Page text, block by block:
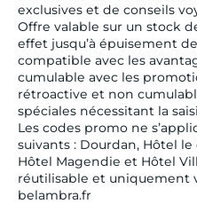
exclusives et de conseils
Offre valable sur un stock
effet jusqu’à épuisement
compatible avec les
cumulable avec les
rétroactive et non
spéciales nécessitant la
Les codes promo ne
suivants : Dourdan, Hôtel
Hôtel Magendie et Hôtel
réutilisable et uniquement
belambra.fr